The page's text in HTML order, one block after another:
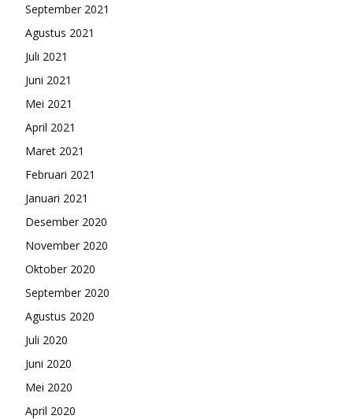
September 2021
Agustus 2021
Juli 2021
Juni 2021
Mei 2021
April 2021
Maret 2021
Februari 2021
Januari 2021
Desember 2020
November 2020
Oktober 2020
September 2020
Agustus 2020
Juli 2020
Juni 2020
Mei 2020
April 2020